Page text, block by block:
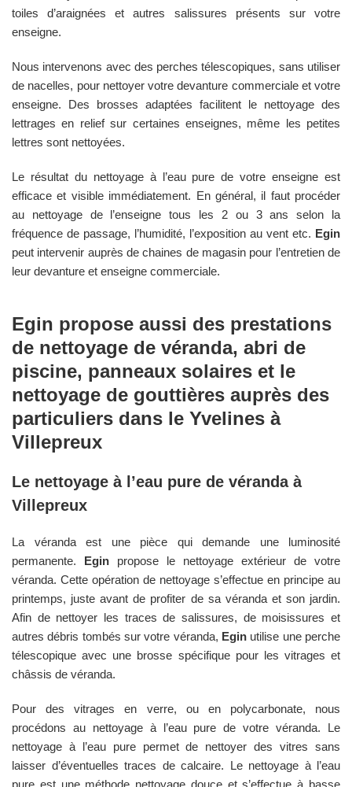
toiles d’araignées et autres salissures présents sur votre
enseigne.
Nous intervenons avec des perches télescopiques, sans utiliser
de nacelles, pour nettoyer votre devanture commerciale et votre
enseigne. Des brosses adaptées facilitent le nettoyage des
lettrages en relief sur certaines enseignes, même les petites
lettres sont nettoyées.
Le résultat du nettoyage à l’eau pure de votre enseigne est
efficace et visible immédiatement. En général, il faut procéder
au nettoyage de l’enseigne tous les 2 ou 3 ans selon la
fréquence de passage, l’humidité, l’exposition au vent etc. Egin
peut intervenir auprès de chaines de magasin pour l’entretien de
leur devanture et enseigne commerciale.
Egin propose aussi des prestations
de nettoyage de véranda, abri de
piscine, panneaux solaires et le
nettoyage de gouttières auprès des
particuliers dans le Yvelines à
Villepreux
Le nettoyage à l’eau pure de véranda à
Villepreux
La véranda est une pièce qui demande une luminosité
permanente. Egin propose le nettoyage extérieur de votre
véranda. Cette opération de nettoyage s’effectue en principe au
printemps, juste avant de profiter de sa véranda et son jardin.
Afin de nettoyer les traces de salissures, de moisissures et
autres débris tombés sur votre véranda, Egin utilise une perche
télescopique avec une brosse spécifique pour les vitrages et
châssis de véranda.
Pour des vitrages en verre, ou en polycarbonate, nous
procédons au nettoyage à l’eau pure de votre véranda. Le
nettoyage à l’eau pure permet de nettoyer des vitres sans
laisser d’éventuelles traces de calcaire. Le nettoyage à l’eau
pure est une méthode nettoyage douce et s’effectue à basse